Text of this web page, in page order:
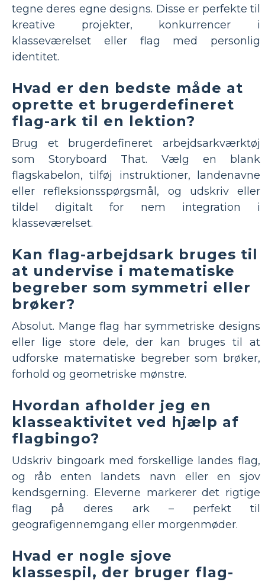
tegne deres egne designs. Disse er perfekte til
kreative projekter, konkurrencer i
klasseværelset eller flag med personlig
identitet.
Hvad er den bedste måde at
oprette et brugerdefineret
flag-ark til en lektion?
Brug et brugerdefineret arbejdsarkværktøj
som Storyboard That. Vælg en blank
flagskabelon, tilføj instruktioner, landenavne
eller refleksionsspørgsmål, og udskriv eller
tildel digitalt for nem integration i
klasseværelset.
Kan flag-arbejdsark bruges til
at undervise i matematiske
begreber som symmetri eller
brøker?
Absolut. Mange flag har symmetriske designs
eller lige store dele, der kan bruges til at
udforske matematiske begreber som brøker,
forhold og geometriske mønstre.
Hvordan afholder jeg en
klasseaktivitet ved hjælp af
flagbingo?
Udskriv bingoark med forskellige landes flag,
og råb enten landets navn eller en sjov
kendsgerning. Eleverne markerer det rigtige
flag på deres ark – perfekt til
geografigennemgang eller morgenmøder.
Hvad er nogle sjove
klassespil, der bruger flag-